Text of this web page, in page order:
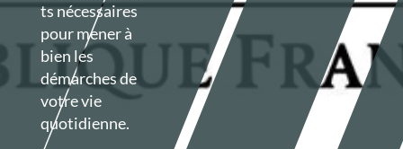
ts nécessaires
pour mener à
bien les
démarches de
votre vie
quotidienne.